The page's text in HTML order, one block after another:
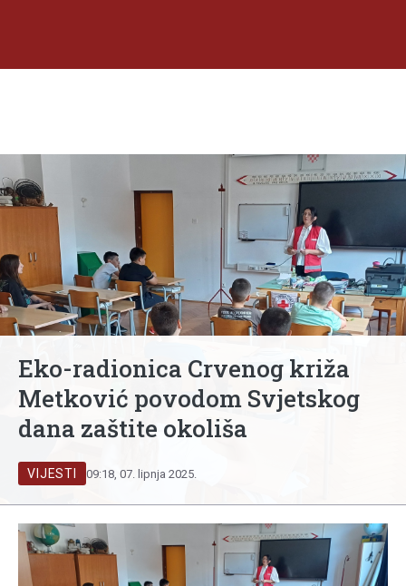
Eko-radionica Crvenog križa
Metković povodom Svjetskog
dana zaštite okoliša
VIJESTI 09:18, 07. lipnja 2025.